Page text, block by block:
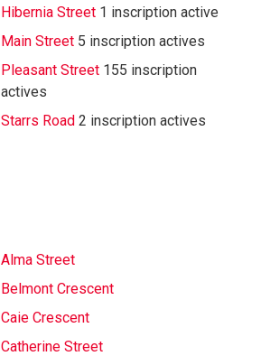
Hibernia Street 1 inscription active
Main Street 5 inscription actives
Pleasant Street 155 inscription
actives
Starrs Road 2 inscription actives
Alma Street
Belmont Crescent
Caie Crescent
Catherine Street